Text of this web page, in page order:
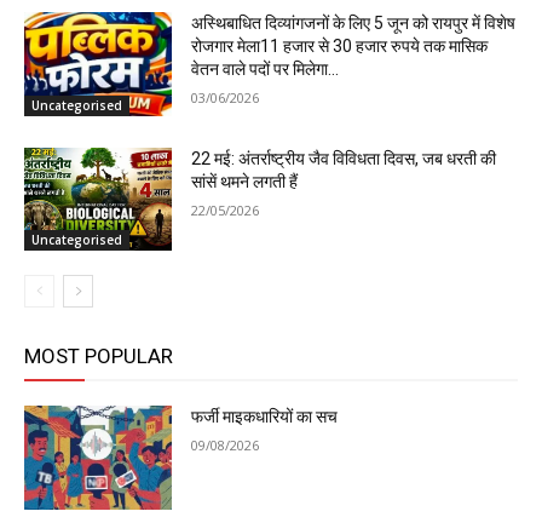
Uncategorised
अस्थिबाधित दिव्यांगजनों के लिए 5 जून को रायपुर में विशेष
रोजगार मेला11 हजार से 30 हजार रुपये तक मासिक
वेतन वाले पदों पर मिलेगा...
03/06/2026
Uncategorised
22 मई: अंतर्राष्ट्रीय जैव विविधता दिवस, जब धरती की
सांसें थमने लगती हैं
22/05/2026
MOST POPULAR
फर्जी माइकधारियों का सच
09/08/2026